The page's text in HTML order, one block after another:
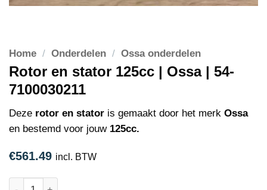
Home / Onderdelen / Ossa onderdelen
Rotor en stator 125cc | Ossa | 54-
7100030211
Deze rotor en stator is gemaakt door het merk Ossa
en bestemd voor jouw 125cc.
€561.49 incl. BTW
Rotor en stator 125cc | Ossa | 54-7100030211 aantal